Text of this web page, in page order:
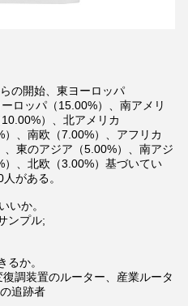
の開始、東ヨーロッパ
ロッパ（15.00%）、南アメリ
）、北アメリカ
）、南欧（7.00%）、アフリカ
、東のアジア（5.00%）、南アジ
、北欧（3.00%）基づいてい
がある。
いか。
ンプル;
か。
調装置のルーター、産業ルータ
追跡者